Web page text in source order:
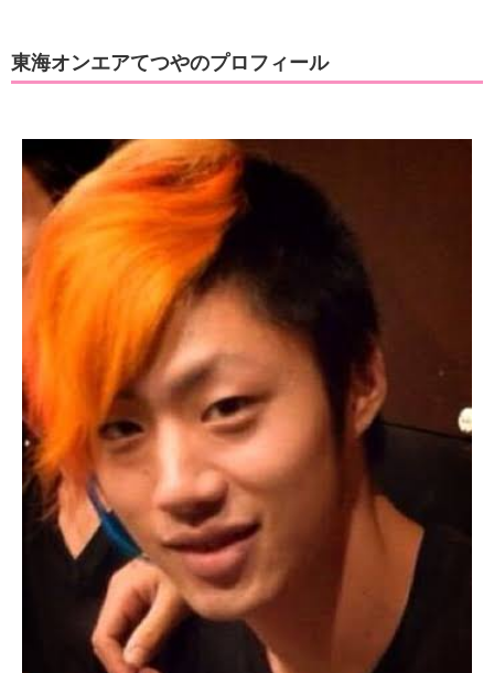
東海オンエアてつやのプロフィール